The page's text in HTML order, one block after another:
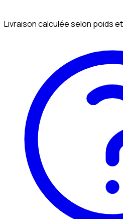
Livraison calculée selon poids